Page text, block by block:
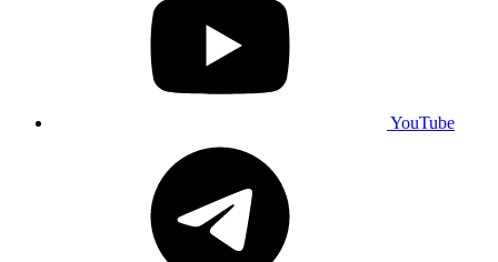
YouTube